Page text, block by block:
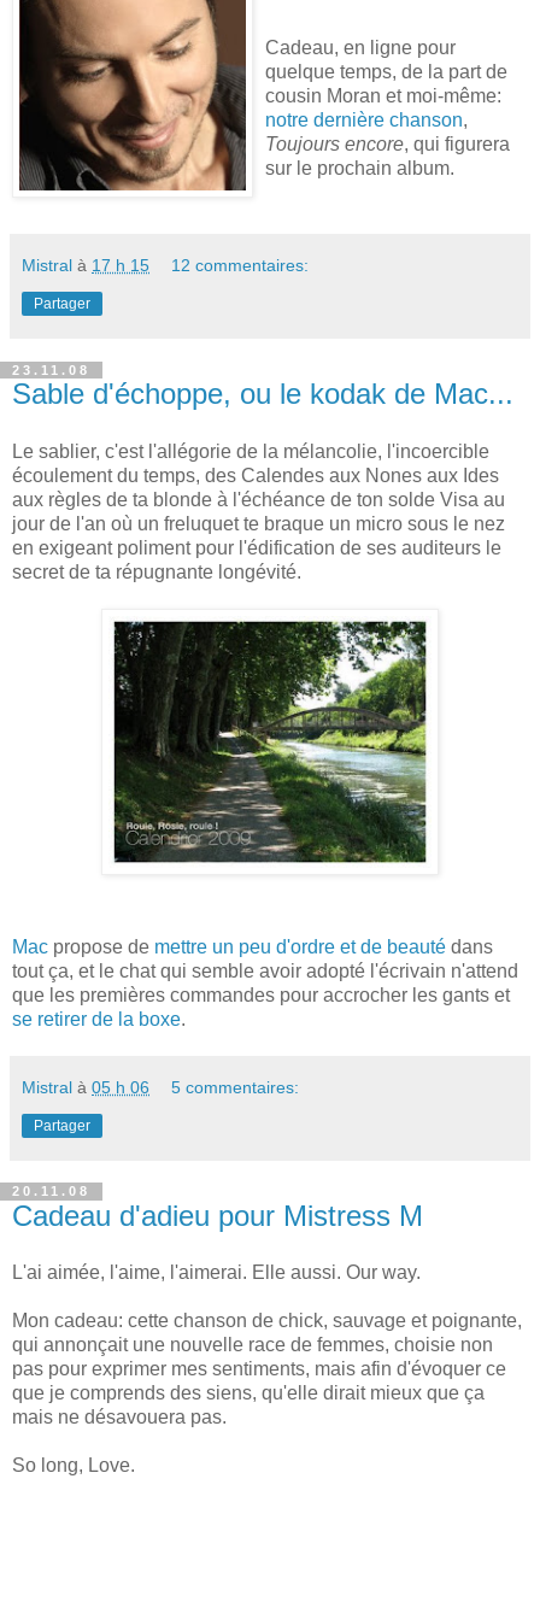
Cadeau, en ligne pour
quelque temps, de la part de
cousin Moran et moi-même:
notre dernière chanson,
Toujours encore, qui figurera
sur le prochain album.
Mistral à 17 h 15 12 commentaires:
Partager
23.11.08
Sable d'échoppe, ou le kodak de Mac...
Le sablier, c'est l'allégorie de la mélancolie, l'incoercible
écoulement du temps, des Calendes aux Nones aux Ides
aux règles de ta blonde à l'échéance de ton solde Visa au
jour de l'an où un freluquet te braque un micro sous le nez
en exigeant poliment pour l'édification de ses auditeurs le
secret de ta répugnante longévité.
Mac propose de mettre un peu d'ordre et de beauté dans
tout ça, et le chat qui semble avoir adopté l'écrivain n'attend
que les premières commandes pour accrocher les gants et
se retirer de la boxe.
Mistral à 05 h 06 5 commentaires:
Partager
20.11.08
Cadeau d'adieu pour Mistress M
L'ai aimée, l'aime, l'aimerai. Elle aussi. Our way.
Mon cadeau: cette chanson de chick, sauvage et poignante,
qui annonçait une nouvelle race de femmes, choisie non
pas pour exprimer mes sentiments, mais afin d'évoquer ce
que je comprends des siens, qu'elle dirait mieux que ça
mais ne désavouera pas.
So long, Love.